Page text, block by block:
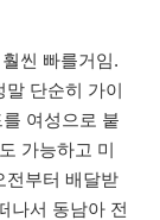
씬 빠를거임.
단순히 가이
여성으로 붙
가능하고 미
전부터 배달받
나서 동남아 전